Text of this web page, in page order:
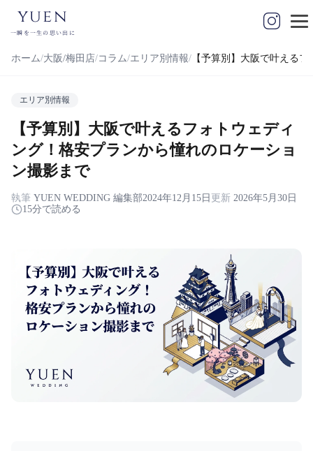
yuen
一瞬を一生の思い出に
ホーム 大阪/梅田店 コラム エリア別情報 【予算別】大阪で叶える
エリア別情報
【予算別】大阪で叶えるフォトウェディ
ング！格安プランから憧れのロケーショ
ン撮影まで
執筆 YUEN WEDDING 編集部2024年12月15日 更新 2026年5月30日
15分で読める